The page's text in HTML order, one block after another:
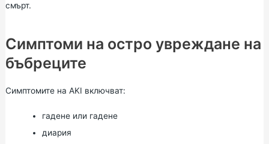
смърт.
Симптоми на остро увреждане на
бъбреците
Симптомите на AKI включват:
гадене или гадене
диария